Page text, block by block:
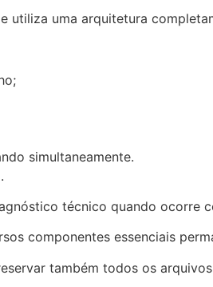
utiliza uma arquitetura
simultaneamente.
técnico quando ocorre
componentes essenciais
também todos os